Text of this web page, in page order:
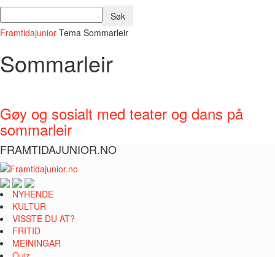
Framtidajunior Tema Sommarleir
Sommarleir
Gøy og sosialt med teater og dans på
sommarleir
FRAMTIDAJUNIOR.NO
NYHENDE
KULTUR
VISSTE DU AT?
FRITID
MEININGAR